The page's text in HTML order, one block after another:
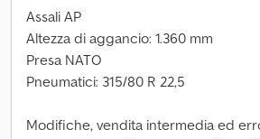
Assali AP
Altezza di aggancio: 1.360 mm
Presa NATO
Pneumatici: 315/80 R 22,5
Modifiche, vendita intermedia ed